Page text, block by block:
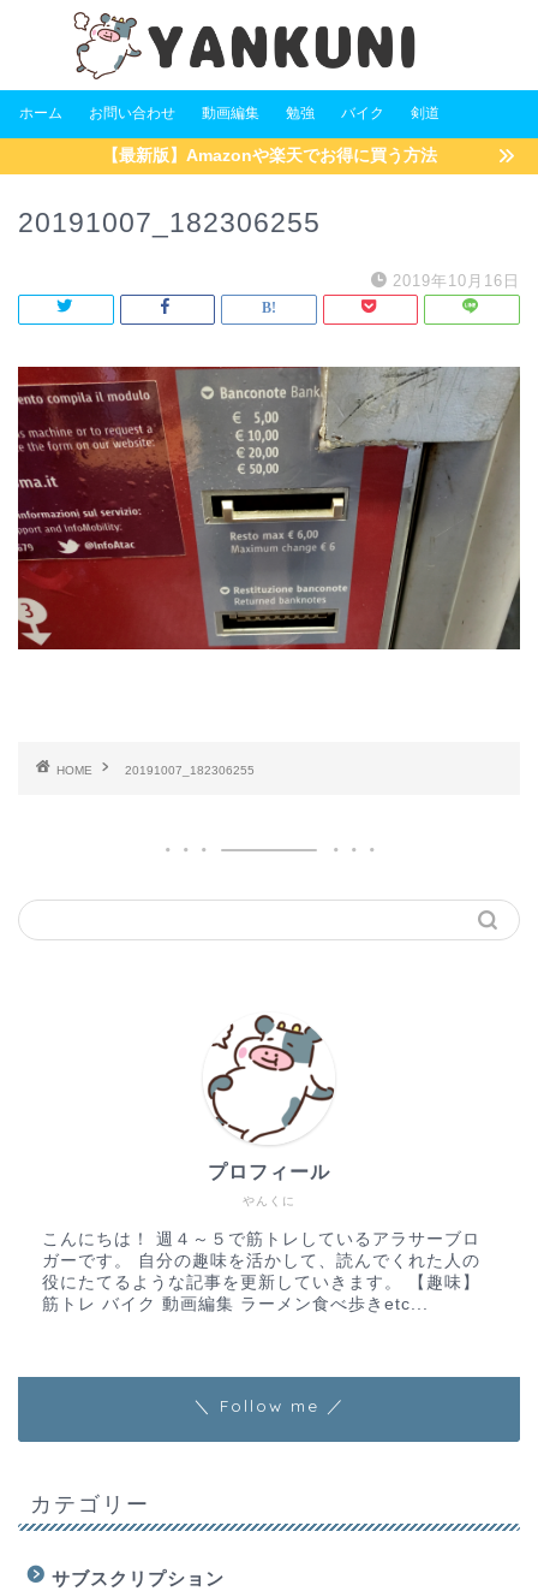
ホーム お問い合わせ 動画編集 勉強 バイク 剣道
【最新版】Amazonや楽天でお得に買う方法
20191007_182306255
2019年10月16日
HOME 20191007_182306255
やんくに
プロフィール
こんにちは！ 週４～５で筋トレしているアラサーブロ
ガーです。 自分の趣味を活かして、読んでくれた人の
役にたてるような記事を更新していきます。 【趣味】
筋トレ バイク 動画編集 ラーメン食べ歩きetc...
＼ Follow me ／
カテゴリー
サブスクリプション